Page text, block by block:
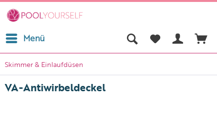
Menü
Skimmer & Einlaufdüsen
VA-Antiwirbeldeckel